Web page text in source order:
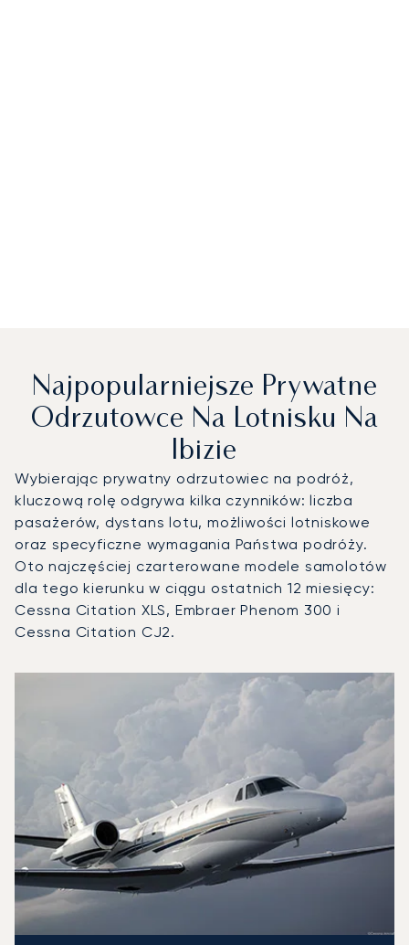
Najpopularniejsze Prywatne
Odrzutowce Na Lotnisku Na
Ibizie
Wybierając prywatny odrzutowiec na podróż,
kluczową rolę odgrywa kilka czynników: liczba
pasażerów, dystans lotu, możliwości lotniskowe
oraz specyficzne wymagania Państwa podróży.
Oto najczęściej czarterowane modele samolotów
dla tego kierunku w ciągu ostatnich 12 miesięcy:
Cessna Citation XLS, Embraer Phenom 300 i
Cessna Citation CJ2.
Model samolotuOperacje lotnicze w
Prędkość (km/h)
Prędkość (węzły)
Zasięg (NM)